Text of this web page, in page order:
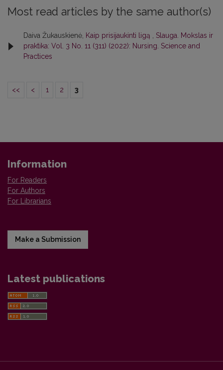
Most read articles by the same author(s)
Daiva Žukauskienė, Kaip prisijaukinti ligą , Slauga. Mokslas ir
praktika: Vol. 3 No. 11 (311) (2022): Nursing. Science and
Practices
<< < 1 2 3
Information
For Readers
For Authors
For Librarians
Make a Submission
Latest publications